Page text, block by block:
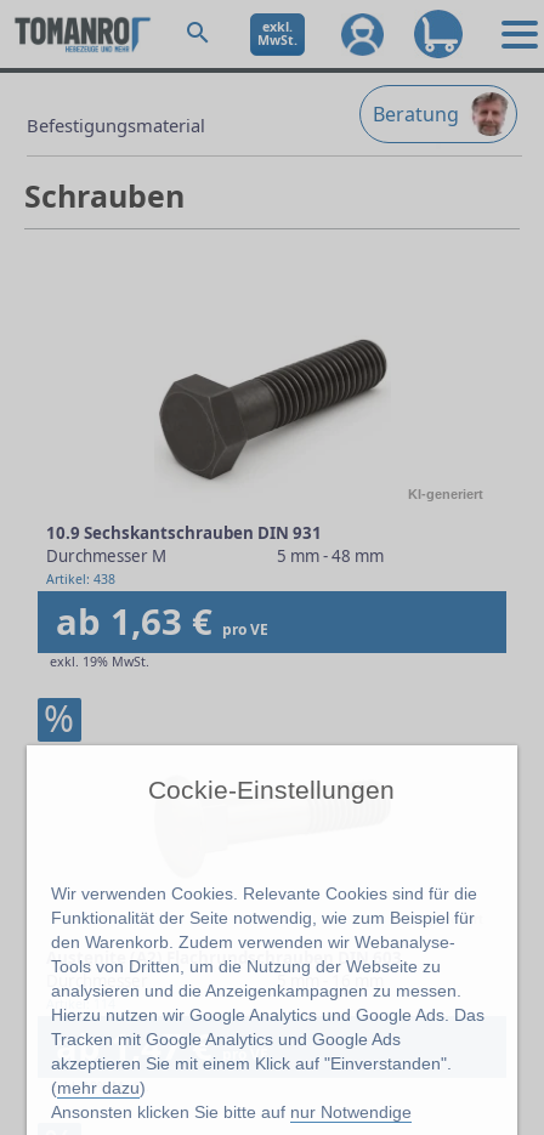
Cockie-Einstellungen
Wir verwenden Cookies. Relevante Cookies sind für die
Funktionalität der Seite notwendig, wie zum Beispiel für
den Warenkorb. Zudem verwenden wir Webanalyse-
Tools von Dritten, um die Nutzung der Webseite zu
analysieren und die Anzeigenkampagnen zu messen.
Hierzu nutzen wir Google Analytics und Google Ads. Das
Tracken mit Google Analytics und Google Ads
akzeptieren Sie mit einem Klick auf "Einverstanden".
(mehr dazu)
Ansonsten klicken Sie bitte auf nur Notwendige
exkl.
MwSt.
Beratung
Befestigungsmaterial
Schrauben
KI-generiert
10.9 Sechskantschrauben DIN 931
Durchmesser M
5 mm - 48 mm
Artikel: 438
ab 1,63 € pro VE
exkl. 19% MwSt.
%
KI-generiert
Austenite (A2) Flachrundschrauben DIN 603
Durchmesser
5 mm - 16 mm
Artikel: 114
ab 1,47 € pro VE
exkl. 19% MwSt.